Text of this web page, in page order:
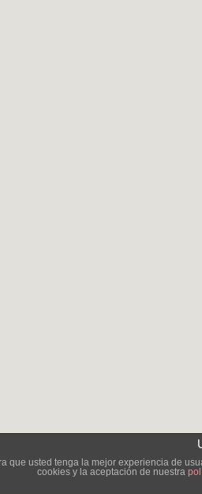
que usted tenga la mejor experiencia de
cookies y la aceptación de nuestra